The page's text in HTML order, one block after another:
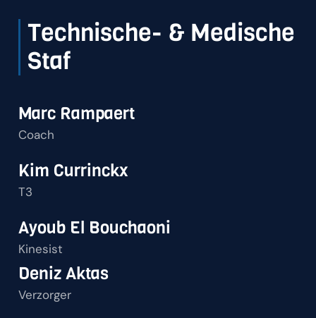
Technische- & Medische
Staf
Marc Rampaert
Coach
Kim Currinckx
T3
Ayoub El Bouchaoni
Kinesist
Deniz Aktas
Verzorger